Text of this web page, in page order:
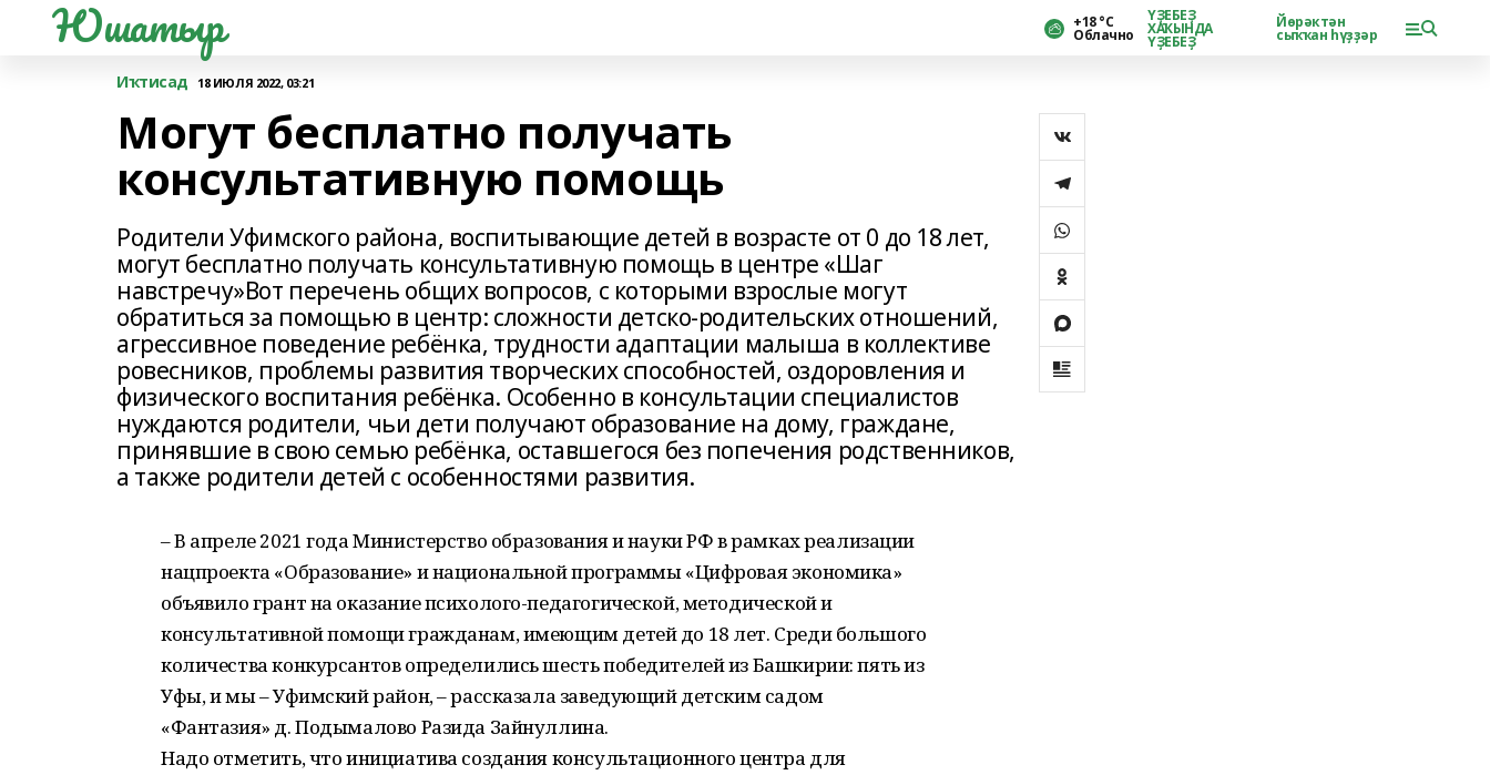
Юшатыр +18 °С
Облачно
ҮҘЕБЕҘ
ХАҠЫНДА
ҮҘЕБЕҘ
Йөрәктән
сыҡҡан һүҙҙәр
Иҡтисад 18 ИЮЛЯ 2022, 03:21
Могут бесплатно получать
консультативную помощь
Родители Уфимского района, воспитывающие детей в возрасте от 0 до 18 лет,
могут бесплатно получать консультативную помощь в центре «Шаг
навстречу»Вот перечень общих вопросов, с которыми взрослые могут
обратиться за помощью в центр: сложности детско-родительских отношений,
агрессивное поведение ребёнка, трудности адаптации малыша в коллективе
ровесников, проблемы развития творческих способностей, оздоровления и
физического воспитания ребёнка. Особенно в консультации специалистов
нуждаются родители, чьи дети получают образование на дому, граждане,
принявшие в свою семью ребёнка, оставшегося без попечения родственников,
а также родители детей с особенностями развития.
– В апреле 2021 года Министерство образования и науки РФ в рамках реализации
нацпроекта «Образование» и национальной программы «Цифровая экономика»
объявило грант на оказание психолого-педагогической, методической и
консультативной помощи гражданам, имеющим детей до 18 лет. Среди большого
количества конкурсантов определились шесть победителей из Башкирии: пять из
Уфы, и мы – Уфимский район, – рассказала заведующий детским садом
«Фантазия» д. Подымалово Разида Зайнуллина.
Надо отметить, что инициатива создания консультационного центра для